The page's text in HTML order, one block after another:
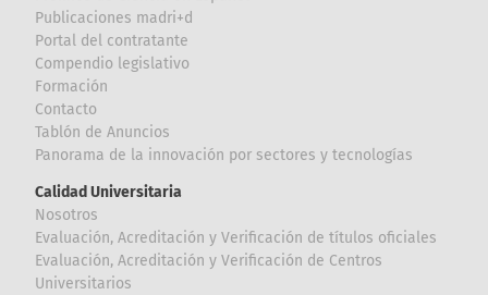
Publicaciones madri+d
Portal del contratante
Compendio legislativo
Formación
Contacto
Tablón de Anuncios
Panorama de la innovación por sectores y tecnologías
Calidad Universitaria
Nosotros
Evaluación, Acreditación y Verificación de títulos oficiales
Evaluación, Acreditación y Verificación de Centros
Universitarios